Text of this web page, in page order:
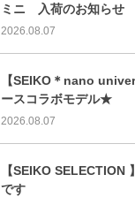
ミニ 入荷のお知らせ
2026.08.07
【SEIKO＊nano
ースコラボモデル★
2026.08.07
【SEIKO SELECTION
です